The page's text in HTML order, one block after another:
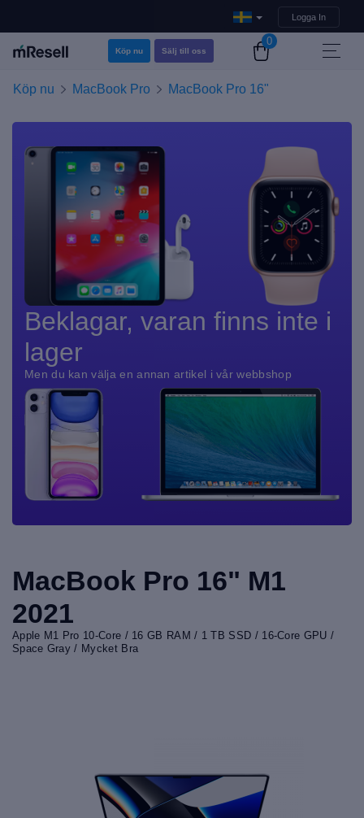
Logga In
Köp nu Sälj till oss
0
Köp nu MacBook Pro MacBook Pro 16"
Beklagar, varan finns inte i
lager
Men du kan välja en annan artikel i vår webbshop
MacBook Pro 16" M1
2021
Apple M1 Pro 10-Core / 16 GB RAM / 1 TB SSD / 16-Core GPU /
Space Gray / Mycket Bra